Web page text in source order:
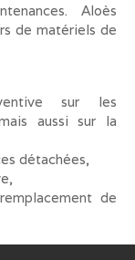
Aloès
de matériels de
sur les
aussi sur la
détachées,
de